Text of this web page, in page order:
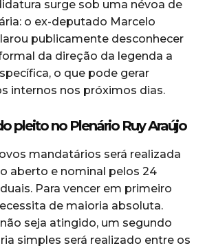
surge sob uma névoa de
o ex-deputado Marcelo
publicamente desconhecer
da direção da legenda a
o que pode gerar
internos nos próximos dias.
pleito no Plenário Ruy Araújo
mandatários será realizada
aberto e nominal pelos 24
Para vencer em primeiro
de maioria absoluta.
seja atingido, um segundo
simples será realizado entre os